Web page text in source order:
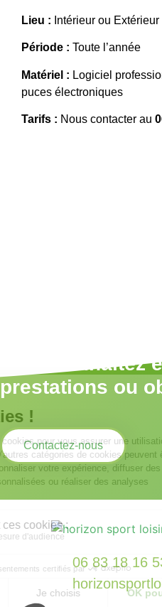
Lieu : Intérieur ou Extérieur
Période : Toute l’année
Matériel : Logiciel
puces électroniques
Tarifs : Nous contacter au
Vous souhaitez
prestations ou
Contactez-nous
06 83 18 16